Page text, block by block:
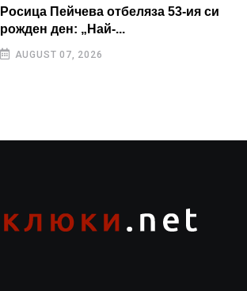
Росица Пейчева отбеляза 53-ия си
рожден ден: „Най-...
AUGUST 07, 2026